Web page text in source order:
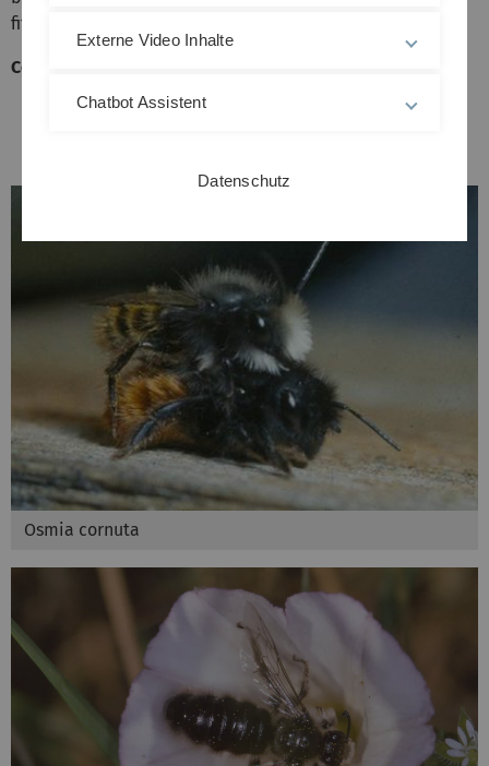
fitness signals of mates.
Collaborator:
Osmia cornuta
Externe Video Inhalte
Chatbot Assistent
Datenschutz